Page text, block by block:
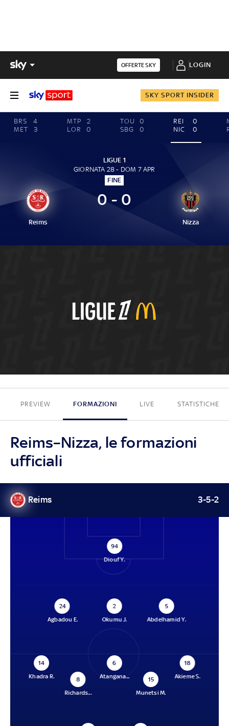
OFFERTE SKY LOGIN
SKY SPORT INSIDER
BRS
4
MET
3
MTP
2
LOR
0
TOU
0
SBG
0
REI
0
NIC
0
LIGUE 1
GIORNATA 28 - DOM 7 APR
FINE
Reims
0 - 0
Nizza
0 - 0
PREVIEW FORMAZIONI LIVE STATISTICHE
Reims–Nizza, le formazioni
ufficiali
Reims 3-5-2
94
Diouf Y.
24
Agbadou E.
2
Okumu J.
5
Abdelhamid Y.
14
Khadra R.
8
Richards...
6
Atangana...
15
Munetsi M.
18
Akieme S.